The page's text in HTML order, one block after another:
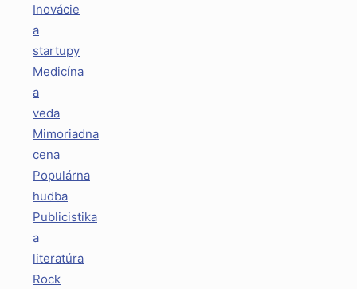
Inovácie
a
startupy
Medicína
a
veda
Mimoriadna
cena
Populárna
hudba
Publicistika
a
literatúra
Rock